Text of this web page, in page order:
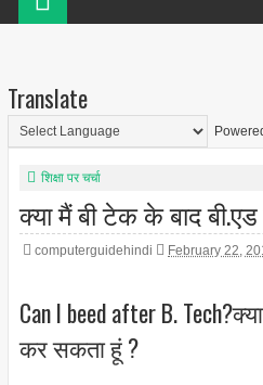
Translate
शिक्षा पर चर्चा
क्या मैं बी टेक के बाद
computerguidehindi February 22,
Can I beed after B.
कर सकता हूं ?